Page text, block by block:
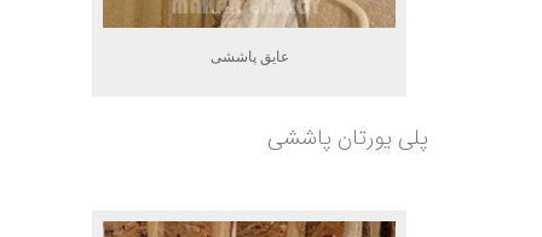
عایق پاششی
پلی یورتان پاششی